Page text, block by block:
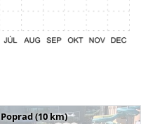
Poprad (10 km)